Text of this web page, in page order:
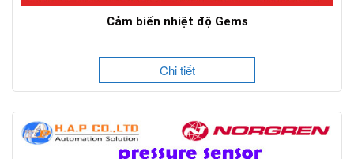
Cảm biến nhiệt độ Gems
Chi tiết